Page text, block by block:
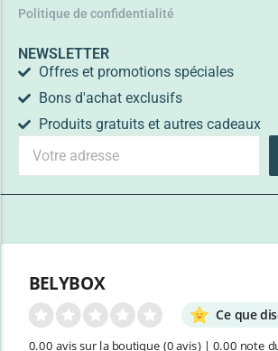
Politique de confidentialité
NEWSLETTER
Offres et promotions spéciales
Bons d'achat exclusifs
Produits gratuits et autres cadeaux
BELYBOX
Ce que
0.00 avis sur la boutique (0 avis)| 0.00 note